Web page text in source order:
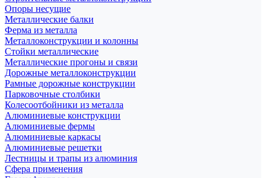
Опоры несущие
Металлические балки
Ферма из металла
Металлоконструкции и колонны
Стойки металлические
Металлические прогоны и связи
Дорожные металлоконструкции
Рамные дорожные конструкции
Парковочные столбики
Колесоотбойники из металла
Алюминиевые конструкции
Алюминиевые фермы
Алюминиевые каркасы
Алюминиевые решетки
Лестницы и трапы из алюминия
Сфера применения